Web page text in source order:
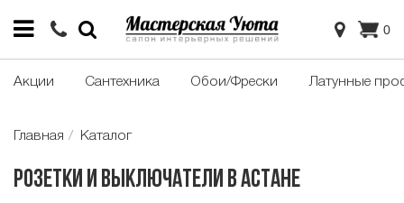
0
Акции Сантехника Обои/Фрески Латунные
Главная Каталог
Розетки и выключатели в Астане